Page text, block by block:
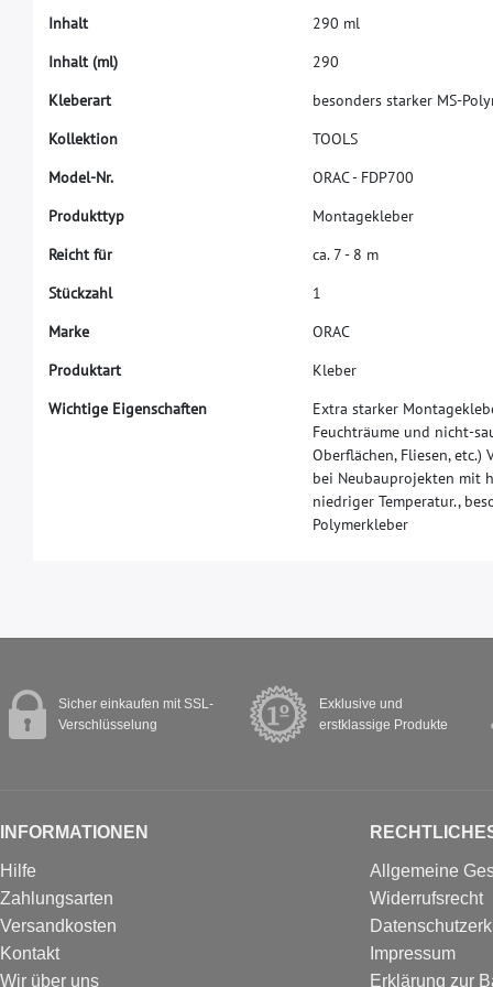
Inhalt 290 ml
Inhalt (ml) 290
Kleberart besonders starker MS-Poly
Kollektion TOOLS
Model-Nr. ORAC- FDP700
Produkttyp Montagekleber
Reicht für ca. 7- 8 m
Stückzahl
1
Marke ORAC
Produktart
Kleber
Wichtige Eigenschaften
Extra starker
Feuchträume und nicht-
Oberflächen, Fliesen, etc.)
bei Neubauprojekten mit
niedriger Temperatur.,
Polymerkleber
Sicher einkaufen mit SSL-
Verschlüsselung
Exklusive und
erstklassige Produkte
INFORMATIONEN
Hilfe
Zahlungsarten
Versandkosten
Kontakt
Wir über uns
Allgemeine
Widerrufsrecht
Impressum
Erklärung zur